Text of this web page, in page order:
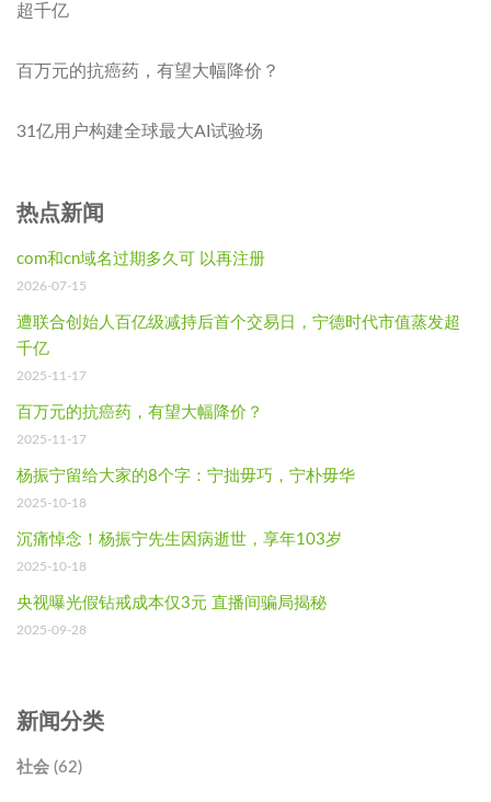
超千亿
百万元的抗癌药，有望大幅降价？
31亿用户构建全球最大AI试验场
热点新闻
com和cn域名过期多久可 以再注册
2026-07-15
遭联合创始人百亿级减持后首个交易日，宁德时代市值蒸发超
千亿
2025-11-17
百万元的抗癌药，有望大幅降价？
2025-11-17
杨振宁留给大家的8个字：宁拙毋巧，宁朴毋华
2025-10-18
沉痛悼念！杨振宁先生因病逝世，享年103岁
2025-10-18
央视曝光假钻戒成本仅3元 直播间骗局揭秘
2025-09-28
新闻分类
社会 (62)